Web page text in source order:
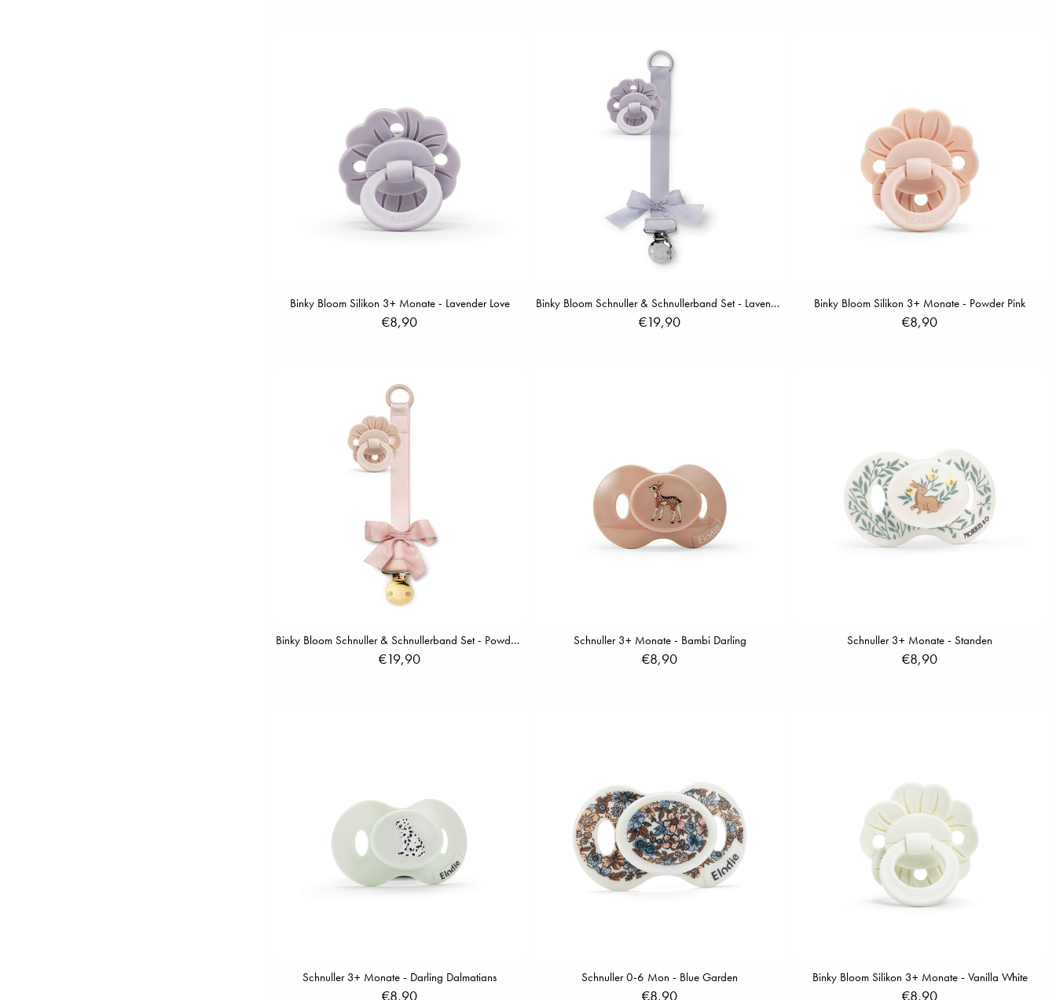
Binky Bloom Silikon 3+ Monate - Lavender Love
€8,90
Binky Bloom Schnuller & Schnullerband Set - Lavender Love
€19,90
Binky Bloom Silikon 3+ Monate - Powder Pink
€8,90
Binky Bloom Schnuller & Schnullerband Set - Powder Pink
€19,90
Schnuller 3+ Monate - Bambi Darling
€8,90
Schnuller 3+ Monate - Standen
€8,90
Schnuller 3+ Monate - Darling Dalmatians
€8,90
Schnuller 0-6 Mon - Blue Garden
€8,90
Binky Bloom Silikon 3+ Monate - Vanilla White
€8,90